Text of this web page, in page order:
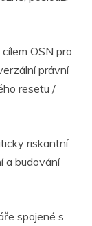
OSN pro
právní
resetu /
riskantní
a budování
spojené s